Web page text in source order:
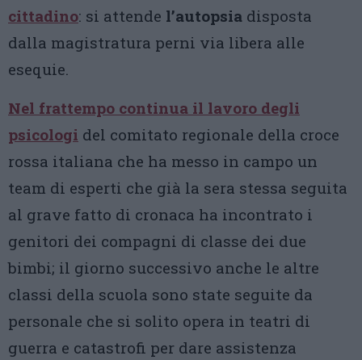
cittadino: si attende l’autopsia disposta
dalla magistratura perni via libera alle
esequie.
Nel frattempo continua il lavoro degli
psicologi del comitato regionale della croce
rossa italiana che ha messo in campo un
team di esperti che già la sera stessa seguita
al grave fatto di cronaca ha incontrato i
genitori dei compagni di classe dei due
bimbi; il giorno successivo anche le altre
classi della scuola sono state seguite da
personale che si solito opera in teatri di
guerra e catastrofi per dare assistenza